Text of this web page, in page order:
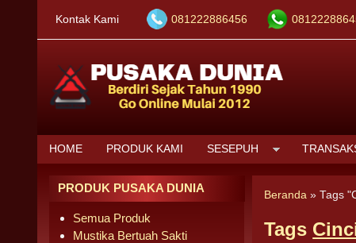
Kontak Kami 081222886456
HOME PRODUK KAMI SESEPUH
Beranda »Tags
Tags
PRODUK PUSAKA DUNIA
Semua Produk
Mustika Bertuah Sakti